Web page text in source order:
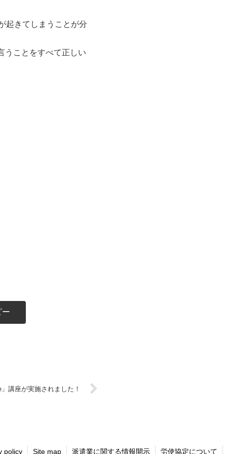
起きてしまうことが分
うことをすべて正しい
ー
講座が実施されました！
policy Site map 派遣業に関する情報開示 労使協定について